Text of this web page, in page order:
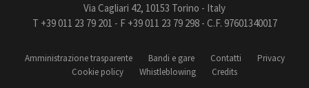
Via Cagliari 42, 10153 Torino - Italy
T +39 011 23 79 201 - F +39 011 23 79 298 - C.F. 97601340017
Amministrazione trasparente Bandi e gare Contatti
Privacy
Cookie policy
Whistleblowing Credits